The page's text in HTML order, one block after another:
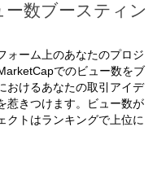
数ブースティン
ォーム上のあなたのプロジ
でのビュー数をブ
おけるあなたの取引アイデ
惹きつけます。ビュー数が
クトはランキングで上位に